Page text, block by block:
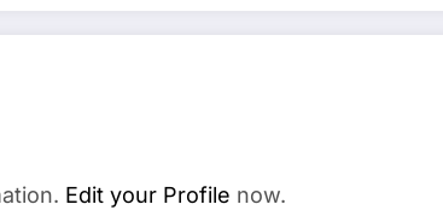
Edit your Profile now.